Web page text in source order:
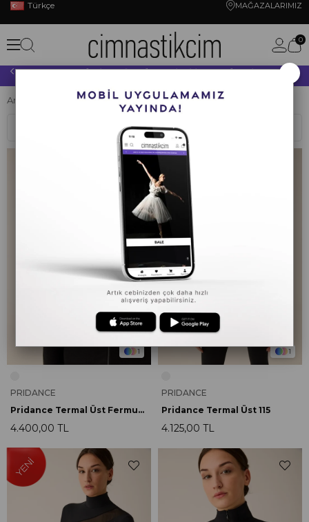
Türkçe MAĞAZALARIMIZ
0
10.000 TL VE ÜZERİ YAPACAĞINIZ TÜM ALIŞVERİŞLERİNİZDE KARGO ÜCRETSİZ!
Anasayfa BUZ PATENİ ÜST GİYİM
1
PRIDANCE
Pridance Termal Üst Fermuarlı 115/Z
4.400,00 TL
1
PRIDANCE
Pridance Termal Üst 115
4.125,00 TL